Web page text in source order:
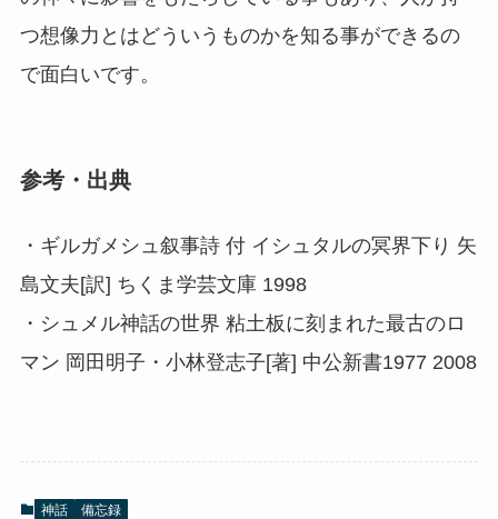
つ想像力とはどういうものかを知る事ができるの
で面白いです。
参考・出典
・ギルガメシュ叙事詩 付 イシュタルの冥界下り 矢
島文夫[訳] ちくま学芸文庫 1998
・シュメル神話の世界 粘土板に刻まれた最古のロ
マン 岡田明子・小林登志子[著] 中公新書1977 2008
神話 備忘録